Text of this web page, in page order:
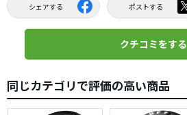
シェアする ポストする
クチコミをする
同じカテゴリで評価の高い商品